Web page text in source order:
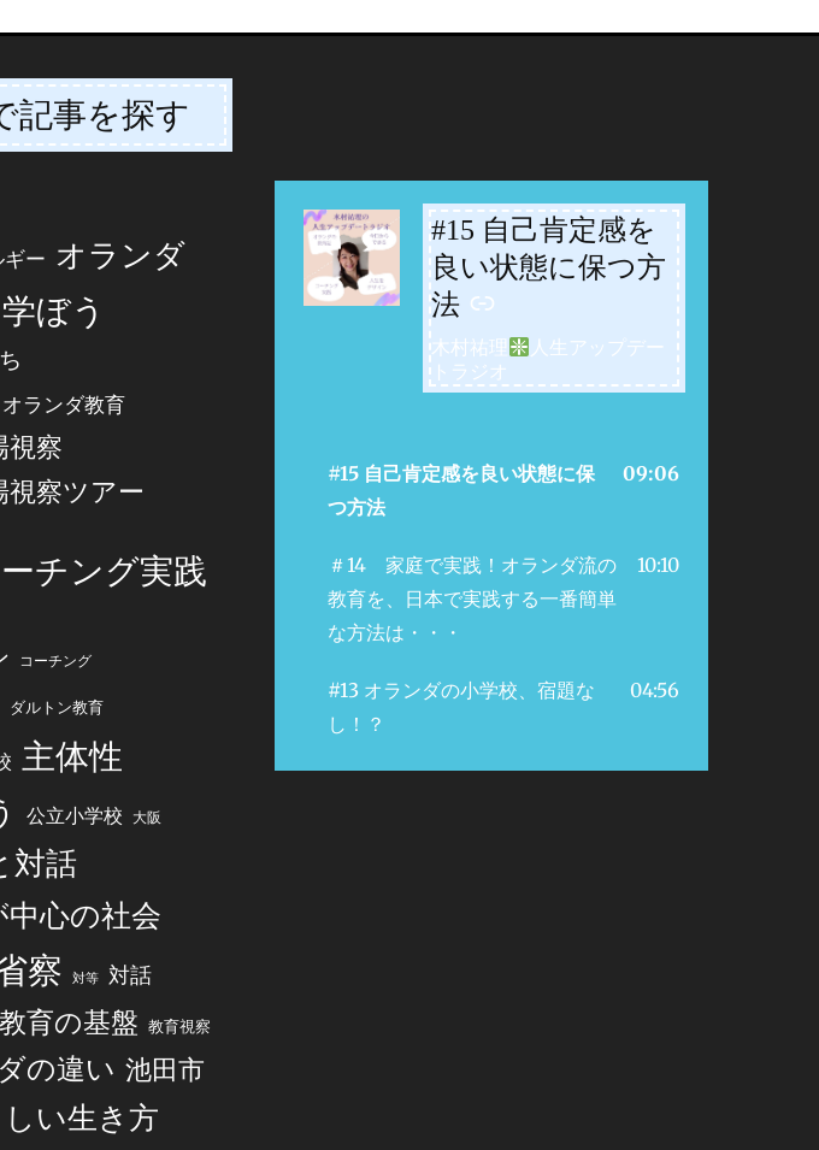
記事を探す
ー オランダ
ぼう
オランダ教育
視察
察ツアー
チング実践
コーチング
ダルトン教育
主体性
公立小学校 大阪
対話
心の社会
察 対等 対話
教育の基盤 教育視察
の違い 池田市
い生き方
#15 自己肯定感を
良い状態に保つ方
法
-
木村祐理
人生アップデー
トラジオ
#15 自己肯定感を良い状態に保
つ方法
09:06
＃14 家庭で実践！オランダ流の
教育を、日本で実践する一番簡単
な方法は・・・
10:10
#13 オランダの小学校、宿題な
し！？
04:56